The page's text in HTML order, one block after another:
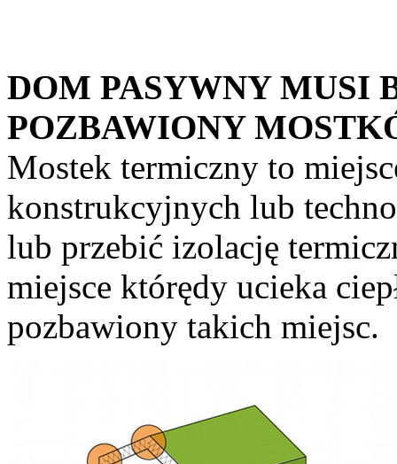
DOM PASYWNY MUSI
POZBAWIONY
Mostek termiczny to
konstrukcyjnych lub
lub przebić izolację
miejsce którędy ucieka
pozbawiony takich miejsc.